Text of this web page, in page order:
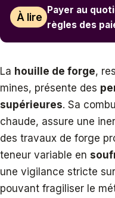
À lire
Payer au
règles des
La houille de forge,
mines, présente des
supérieures. Sa
chaude, assure une
des travaux de forge
teneur variable en
une vigilance stricte
pouvant fragiliser le